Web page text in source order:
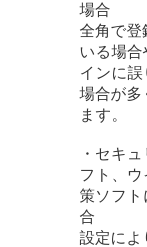
場合
全角で
いる場
インに
場合が
ます。
・セキ
フト、
策ソフ
合
設定に